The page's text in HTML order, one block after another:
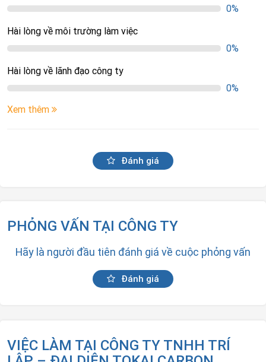
0%
Hài lòng về môi trường làm việc
0%
Hài lòng về lãnh đạo công ty
0%
Xem thêm
Đánh giá
PHỎNG VẤN TẠI CÔNG TY
Hãy là người đầu tiên đánh giá về cuộc phỏng vấn
Đánh giá
VIỆC LÀM TẠI CÔNG TY TNHH TRÍ